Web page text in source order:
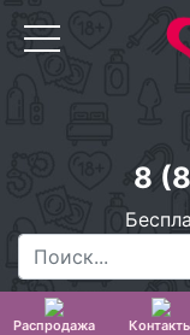
8
Распродажа